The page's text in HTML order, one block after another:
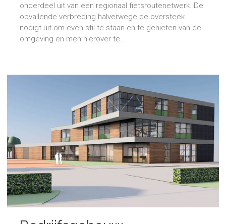
onderdeel uit van een regionaal fietsroutenetwerk. De
opvallende verbreding halverwege de oversteek
nodigt uit om even stil te staan en te genieten van de
omgeving en men hierover te...